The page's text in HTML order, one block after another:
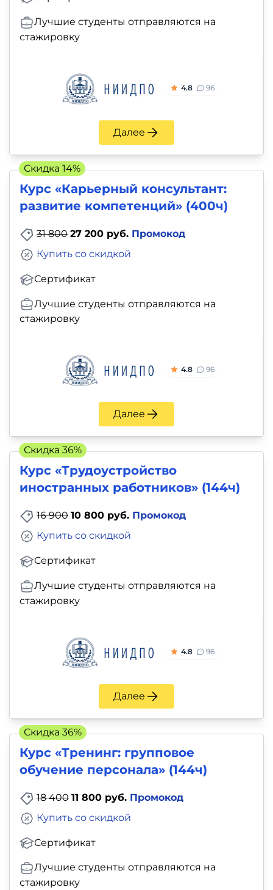
Лучшие студенты отправляются на
стажировку
4.8 96
Далее
Курс «Карьерный консультант:
развитие компетенций» (400ч)
31 800 27 200 руб. Промокод
Сертификат
Купить со скидкой
Лучшие студенты отправляются на
стажировку
4.8 96
Далее
Скидка 14%
Курс «Трудоустройство
иностранных работников» (144ч)
16 900 10 800 руб. Промокод
Сертификат
Купить со скидкой
Лучшие студенты отправляются на
стажировку
4.8 96
Далее
Скидка 36%
Курс «Тренинг: групповое
обучение персонала» (144ч)
18 400 11 800 руб. Промокод
Сертификат
Купить со скидкой
Лучшие студенты отправляются на
стажировку
Скидка 36%